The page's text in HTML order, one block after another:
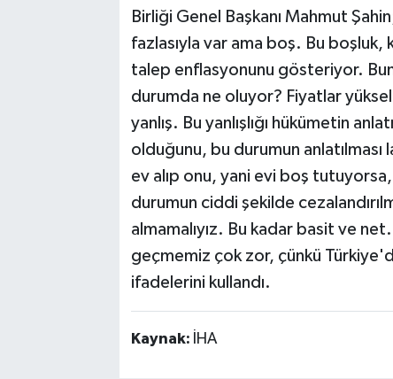
Birliği Genel Başkanı Mahmut
fazlasıyla var ama boş. Bu boşluk,
talep enflasyonunu gösteriyor.
durumda ne oluyor? Fiyatlar
yanlış. Bu yanlışlığı hükümetin
olduğunu, bu durumun anlatılması
ev alıp onu, yani evi boş
durumun ciddi şekilde
almamalıyız. Bu kadar basit ve
geçmemiz çok zor, çünkü
ifadelerini kullandı.
Kaynak: İHA